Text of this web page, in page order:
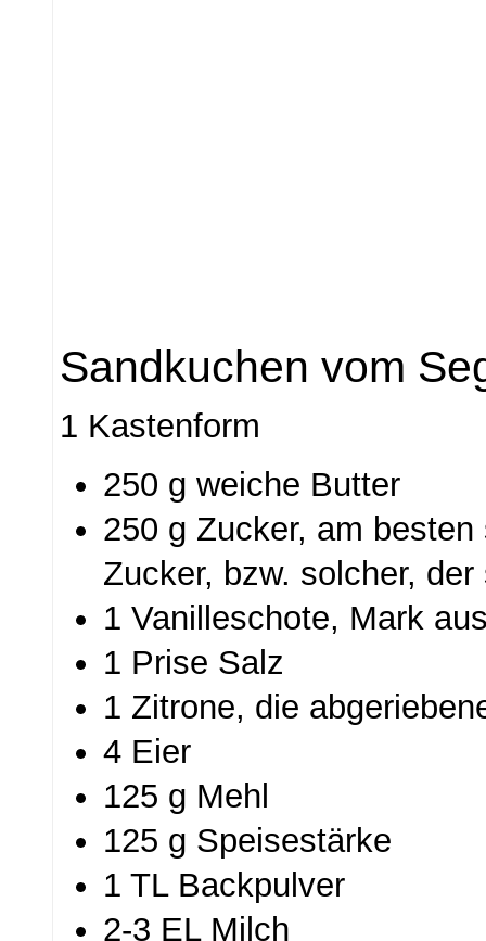
Sandkuchen vom
1 Kastenform
250 g weiche Butter
250 g Zucker, am besten
Zucker, bzw. solcher,
1 Vanilleschote, Mark
1 Prise Salz
1 Zitrone, die
4 Eier
125 g Mehl
125 g Speisestärke
1 TL Backpulver
2-3 EL Milch